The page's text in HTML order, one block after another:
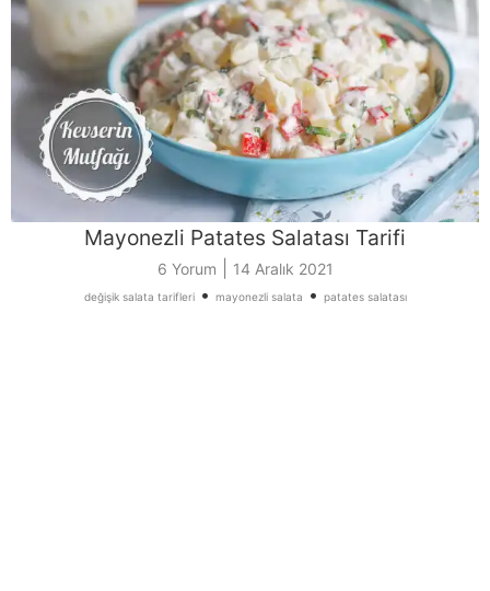
Mayonezli Patates Salatası Tarifi
6 Yorum 14 Aralık 2021
değişik salata tarifleri• mayonezli salata • patates salatası